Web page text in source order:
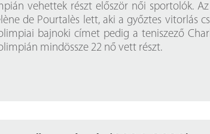
vehettek részt először női sportolók.
de Pourtalès lett, aki a győztes vitorlás
bajnoki címet pedig a teniszező
mindössze 22 nő vett részt.